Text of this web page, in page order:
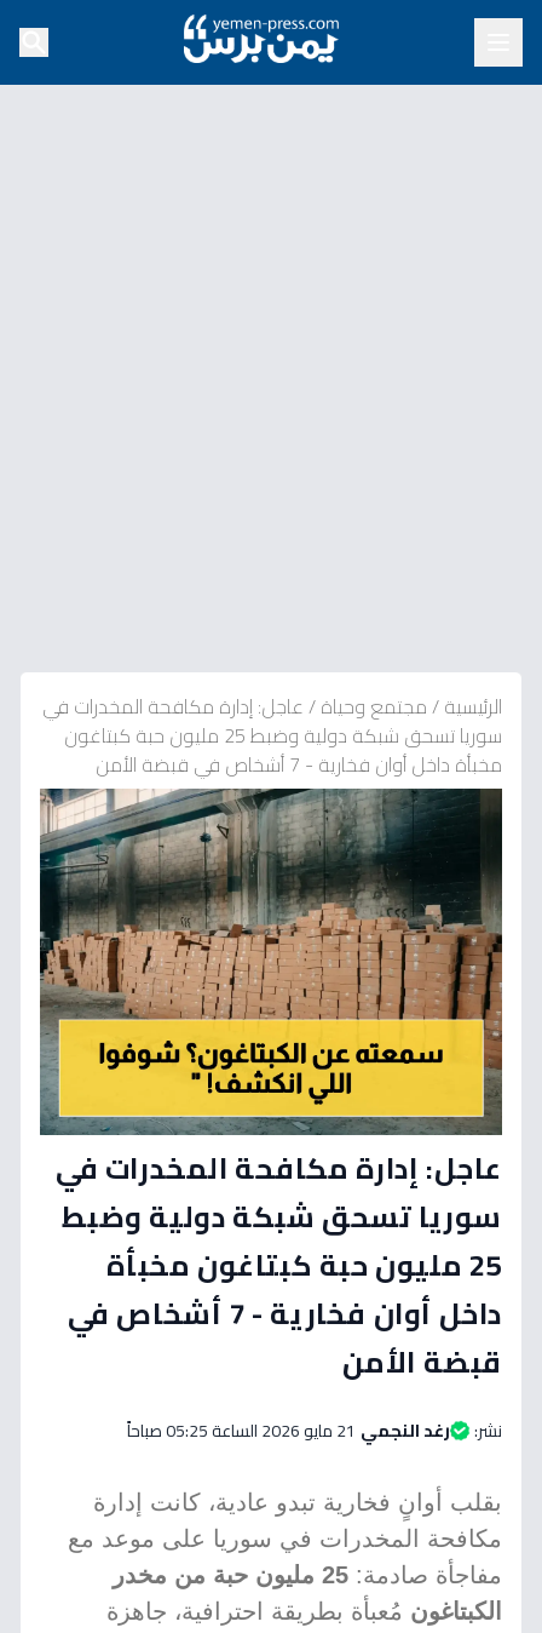
الرئيسية/مجتمع وحياة/عاجل: إدارة مكافحة المخدرات في
سوريا تسحق شبكة دولية وضبط 25 مليون حبة كبتاغون
مخبأة داخل أوان فخارية - 7 أشخاص في قبضة الأمن
عاجل: إدارة مكافحة المخدرات في
سوريا تسحق شبكة دولية وضبط
25 مليون حبة كبتاغون مخبأة
داخل أوان فخارية - 7 أشخاص في
قبضة الأمن
نشر: رغد النجمي 21 مايو 2026 الساعة 05:25 صباحاً
بقلب أوانٍ فخارية تبدو عادية، كانت إدارة
مكافحة المخدرات في سوريا على موعد مع
مفاجأة صادمة:
25 مليون حبة من مخدر
الكبتاغون مُعبأة بطريقة احترافية، جاهزة